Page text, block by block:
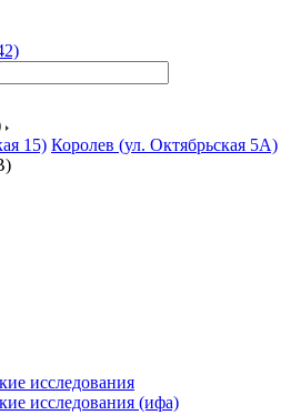
15) Королев (ул. Октябрьская 5А)
исследования
исследования (ифа)